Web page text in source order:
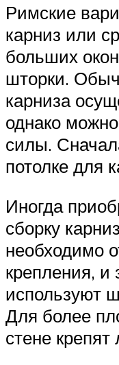
Римские
карниз или
больших
шторки.
карниза
однако
силы.
потолке для
Иногда
сборку
необходимо
крепления, и
используют
Для более
стене крепят